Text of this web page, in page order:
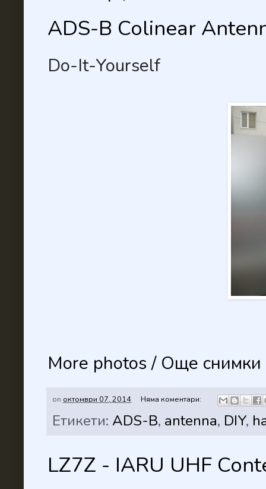
ADS-B Colinear
Do-It-Yourself
More photos / Още снимки
on октомври 07, 2014 Няма коментари:
Етикети: ADS-B, antenna, DIY,
LZ7Z - IARU UHF